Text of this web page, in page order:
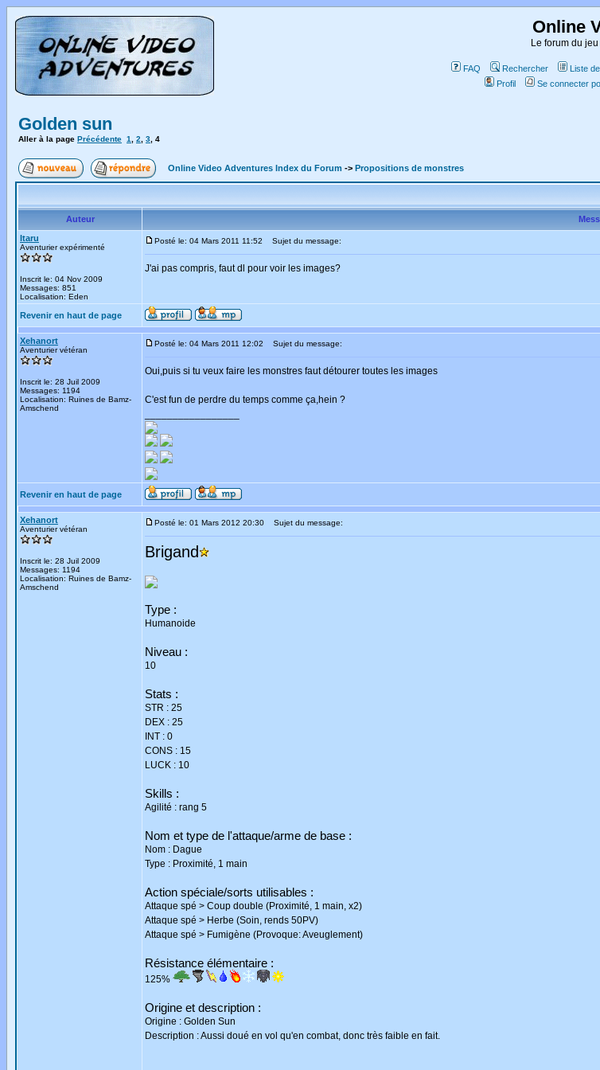
Online
Le forum du jeu
FAQ Rechercher Liste
Profil
Se connecter
Golden sun
Aller à la page Précédente 1 2 3 4
Online Video Adventures Index du Forum -> Propositions de monstres
Auteur
Itaru
Aventurier expérimenté
Inscrit le: 04 Nov 2009
Messages: 851
Localisation: Eden
Posté le: 04 Mars 2011 11:52 Sujet du message:
J'ai pas compris, faut dl pour voir les images?
Revenir en haut de page
Xehanort
Aventurier vétéran
Inscrit le: 28 Juil 2009
Messages: 1194
Localisation: Ruines de Bamz-
Amschend
Posté le: 04 Mars 2011 12:02 Sujet du message:
Oui,puis si tu veux faire les monstres faut détourer toutes les images
C'est fun de perdre du temps comme ça,hein ?
Revenir en haut de page
Xehanort
Aventurier vétéran
Inscrit le: 28 Juil 2009
Messages: 1194
Localisation: Ruines de Bamz-
Amschend
Posté le: 01 Mars 2012 20:30 Sujet du message:
Brigand
Type :
Humanoide
Niveau :
10
Stats :
STR : 25
DEX : 25
INT : 0
CONS : 15
LUCK : 10
Skills :
Agilité : rang 5
Nom et type de l'attaque/arme de base :
Nom : Dague
Type : Proximité, 1 main
Action spéciale/sorts utilisables :
Attaque spé > Coup double (Proximité, 1 main, x2)
Attaque spé > Herbe (Soin, rends 50PV)
Attaque spé > Fumigène (Provoque: Aveuglement)
Résistance élémentaire :
125%
Origine et description :
Origine : Golden Sun
Description : Aussi doué en vol qu'en combat, donc très faible en fait.